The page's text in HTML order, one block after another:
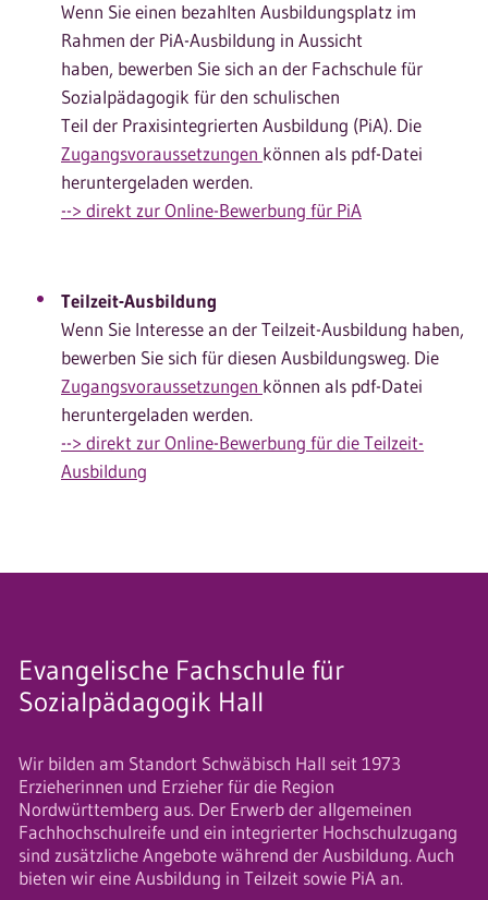
Wenn Sie einen bezahlten Ausbildungsplatz im
Rahmen der PiA-Ausbildung in Aussicht
haben, bewerben Sie sich an der Fachschule für
Sozialpädagogik für den schulischen
Teil der Praxisintegrierten Ausbildung (PiA). Die
Zugangsvoraussetzungen können als pdf-Datei
heruntergeladen werden.
--> direkt zur Online-Bewerbung für PiA
Teilzeit-Ausbildung
Wenn Sie Interesse an der Teilzeit-Ausbildung haben,
bewerben Sie sich für diesen Ausbildungsweg. Die
Zugangsvoraussetzungen können als pdf-Datei
heruntergeladen werden.
--> direkt zur Online-Bewerbung für die Teilzeit-
Ausbildung
Evangelische Fachschule für
Sozialpädagogik Hall
Wir bilden am Standort Schwäbisch Hall seit 1973
Erzieherinnen und Erzieher für die Region
Nordwürttemberg aus. Der Erwerb der allgemeinen
Fachhochschulreife und ein integrierter Hochschulzugang
sind zusätzliche Angebote während der Ausbildung. Auch
bieten wir eine Ausbildung in Teilzeit sowie PiA an.